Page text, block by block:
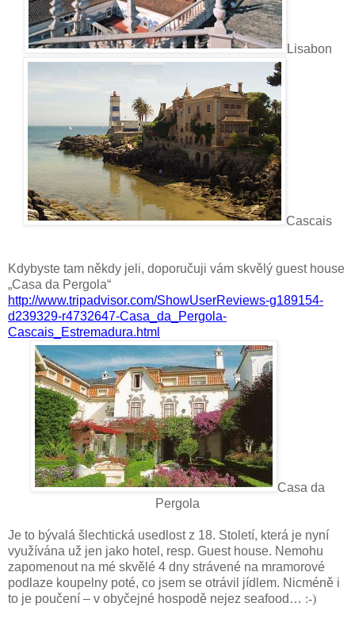
Lisabon
Cascais
Kdybyste tam někdy jeli, doporučuji vám skvělý guest house
„Casa da Pergola“
http://www.tripadvisor.com/ShowUserReviews-g189154-
d239329-r4732647-Casa_da_Pergola-
Cascais_Estremadura.html
Casa da
Pergola
Je to bývalá šlechtická usedlost z 18. Století, která je nyní
využívána už jen jako hotel, resp. Guest house. Nemohu
zapomenout na mé skvělé 4 dny strávené na mramorové
podlaze koupelny poté, co jsem se otrávil jídlem. Nicméně i
to je poučení – v obyčejné hospodě nejez seafood… :-)